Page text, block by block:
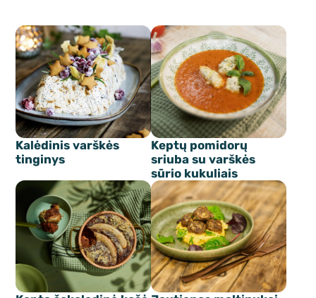
Kalėdinis varškės
tinginys
Keptų pomidorų
sriuba su varškės
sūrio kukuliais